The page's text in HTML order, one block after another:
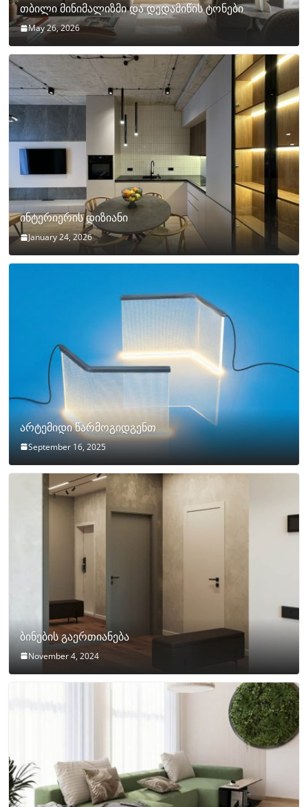
თბილი მინიმალიზმი და დედამიწის ტონები
May 26, 2026
ინტერიერის დიზიანი
January 24, 2026
არტემიდი წარმოგიდგენთ
September 16, 2025
ბინების გაერთიანება
November 4, 2024